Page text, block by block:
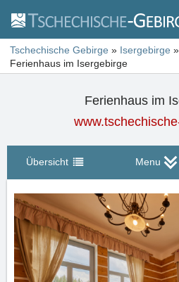
Tschechische Gebirge » Isergebirge »
Ferienhaus im Isergebirge
Ferienhaus im
Übersicht Menu